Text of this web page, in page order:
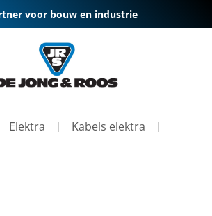
voor bouw en industrie
Elektra
Kabels elektra